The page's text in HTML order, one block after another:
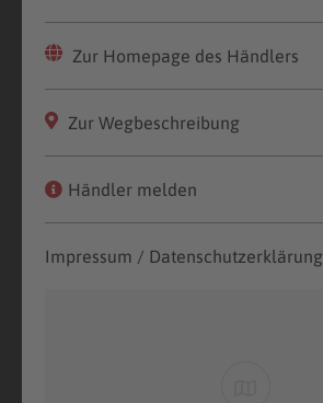
Zur Homepage des Händlers
Zur Wegbeschreibung
Händler melden
Impressum / Datenschutzerklärung